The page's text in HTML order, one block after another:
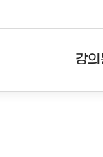
강